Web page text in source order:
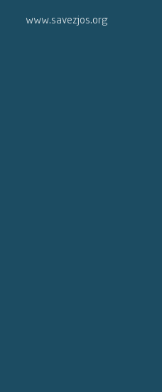
www.savezjos.org